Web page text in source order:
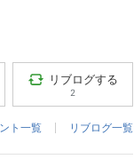
リブログする
2
ト一覧 リブログ一覧